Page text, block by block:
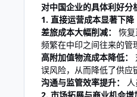
对中国企业的具体利好分
1. 直接运营成本显著下降
差旅成本大幅削减：
恢
频繁在中印之间往来的管
高附加值物流成本降低：
误风险，从而降低了供应
沟通与监管效率提升：